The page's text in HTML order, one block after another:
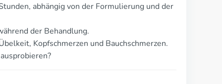
abhängig von der Formulierung und der
der Behandlung.
Kopfschmerzen und Bauchschmerzen.